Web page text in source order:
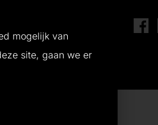
mogelijk van
site, gaan we er